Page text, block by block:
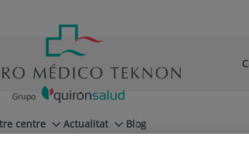
centre Actualitat Blog